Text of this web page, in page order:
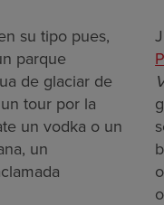
su tipo pues,
parque
de glaciar de
tour por la
un vodka o un
un